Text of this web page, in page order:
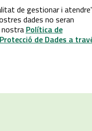
de gestionar i
dades no seran
nostra Política de
de Dades a